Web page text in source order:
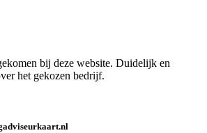
bij deze website. Duidelijk en
het gekozen bedrijf.